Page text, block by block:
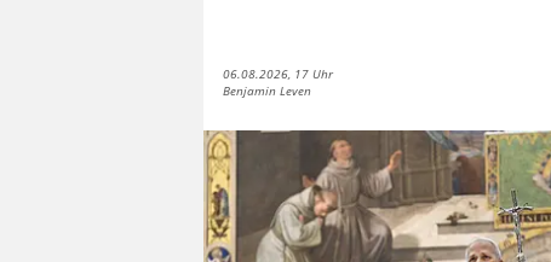
06.08.2026, 17 Uhr
Benjamin Leven